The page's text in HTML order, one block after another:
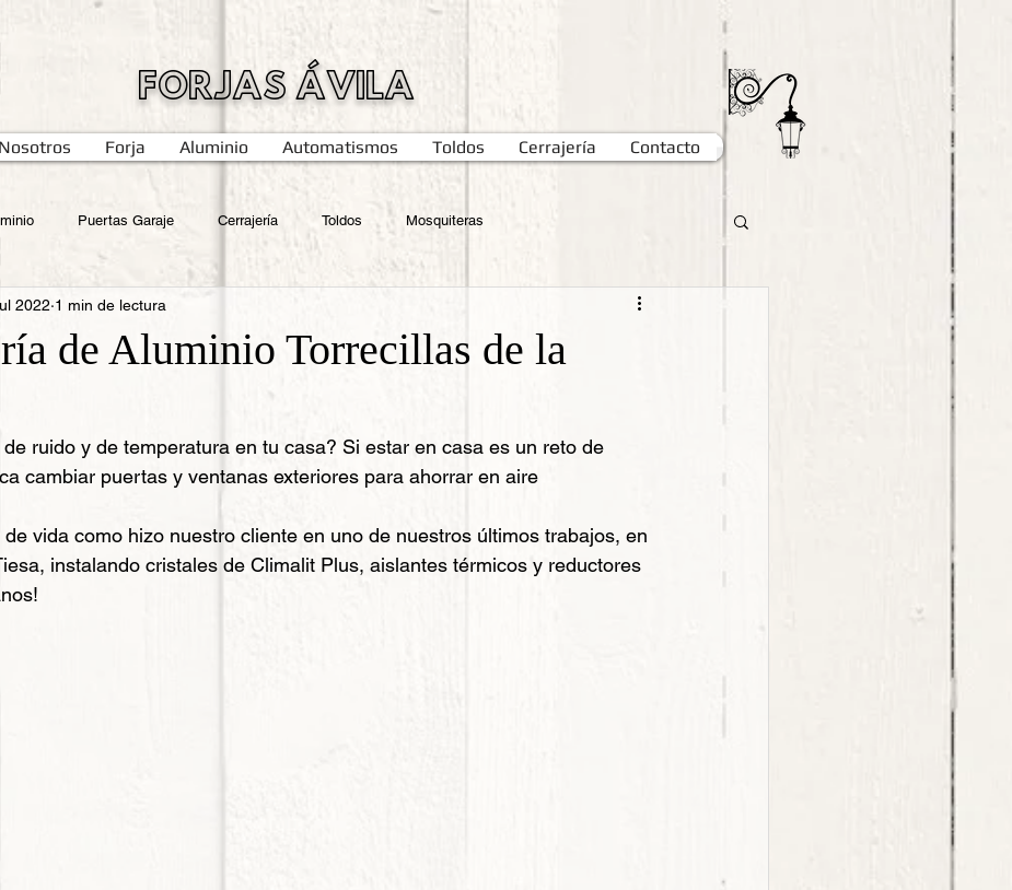
FORJAS ÁVILA
Nosotros Forja Aluminio Automatismos Toldos Cerrajería Contacto
Puertas Garaje Cerrajería Toldos Mosquiteras
de Aluminio Torrecillas de la
2022 1 min de lectura
ruido y de temperatura en tu casa? Si estar en casa es un reto de
cambiar puertas y ventanas exteriores para ahorrar en aire
vida como hizo nuestro cliente en uno de nuestros últimos trabajos, en
instalando cristales de Climalit Plus, aislantes térmicos y reductores